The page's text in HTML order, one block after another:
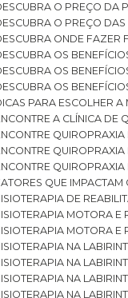
DESCUBRA O PREÇO
DESCUBRA O PREÇO
DESCUBRA ONDE
DESCUBRA OS
DESCUBRA OS
DESCUBRA OS
DICAS PARA ESCOLHER
ENCONTRE A CLÍNICA
ENCONTRE
ENCONTRE
ENCONTRE
FATORES QUE
FISIOTERAPIA DE
FISIOTERAPIA MOTORA
FISIOTERAPIA MOTORA
FISIOTERAPIA NA
FISIOTERAPIA NA
FISIOTERAPIA NA
FISIOTERAPIA NA